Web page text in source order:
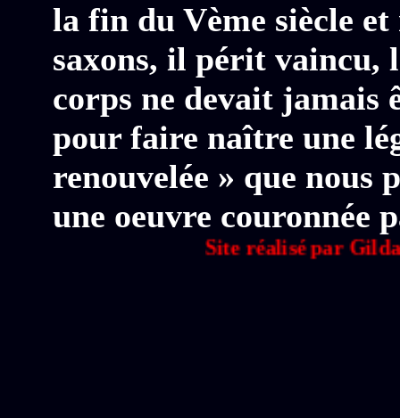
la fin du Vème siècle
saxons, il périt vaincu,
corps ne devait jamais
pour faire naître une
renouvelée » que nous
une oeuvre couronnée
Site réalisé par Gildas